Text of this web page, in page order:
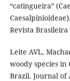
“catingueira”
Revista Brasileira
Leite AVL,
woody species
Brazil. Journal of